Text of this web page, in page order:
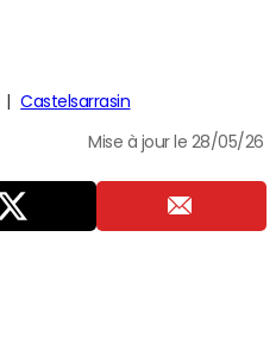
Castelsarrasin
Mise à jour le 28/05/26